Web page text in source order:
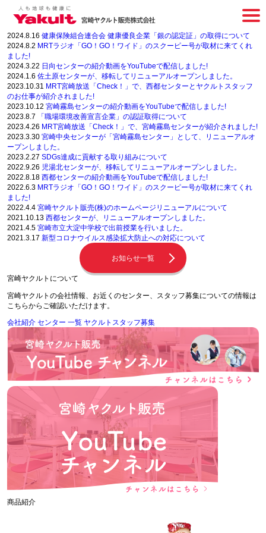
お知らせ
2026.3.31 「健康経営優良法人2026(中小規模法人部門)」に認定
2025.3.14 「健康経営優良法人2025(中小規模法人部門)」に認定
2024.8.16 健康保険組合連合会 健康優良企業「銀の認定証」の取得について
2024.8.2 MRTラジオ「GO！GO！ワイド」のスクーピー号が取材に来てくれ
ました!
2024.3.22 日向センターの紹介動画をYouTubeで配信しました!
2024.1.6 佐土原センターが、移転してリニューアルオープンしました。
2023.10.31 MRT宮崎放送「Check！」で、西都センターとヤクルトスタッフ
のお仕事が紹介されました!
2023.10.12 宮崎霧島センターの紹介動画をYouTubeで配信しました!
2023.8.7
「職場環境改善宣言企業」の認証取得について
2023.4.26 MRT宮崎放送「Check！」で、宮崎霧島センターが紹介されました!
2023.3.30 宮崎中央センターが「宮崎霧島センター」として、リニューアルオ
ープンしました。
2023.2.27 SDGs達成に貢献する取り組みについて
2022.9.26 児湯北センターが、移転してリニューアルオープンしました。
2022.8.18 西都センターの紹介動画をYouTubeで配信しました!
2022.6.3 MRTラジオ「GO！GO！ワイド」のスクーピー号が取材に来てくれ
ました!
2022.4.4 宮崎ヤクルト販売(株)のホームページリニューアルについて
2021.10.13 西都センターが、リニューアルオープンしました。
2021.4.5 宮崎市立大淀中学校で出前授業を行いました。
2021.3.17 新型コロナウイルス感染拡大防止への対応について
お知らせ一覧
宮崎ヤクルトについて
宮崎ヤクルトの会社情報、お近くのセンター、スタッフ募集についての情報は
こちらからご確認いただけます。
会社紹介 センター 一覧 ヤクルトスタッフ募集
商品紹介